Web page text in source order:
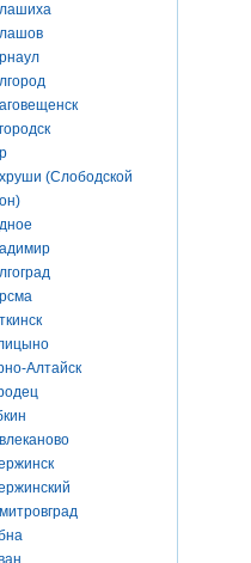
(Слободской
Алтайск